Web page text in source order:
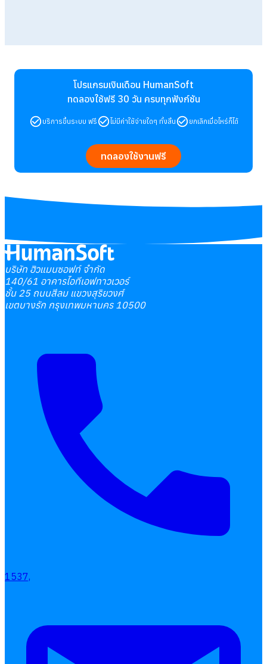
โปรแกรมเงินเดือน HumanSoft
ทดลองใช้ฟรี 30 วัน ครบทุกฟังก์ชัน
บริการขึ้นระบบ ฟรี ไม่มีค่าใช้จ่ายใดๆ ทั้งสิ้น ยกเลิกเมื่อไหร่ก็ได้
ทดลองใช้งานฟรี
บริษัท ฮิวแมนซอฟท์ จำกัด
140/61 อาคารไอทีเอฟทาวเวอร์
ชั้น 25 ถนนสีลม แขวงสุริยวงศ์
เขตบางรัก กรุงเทพมหานคร 10500
1537,